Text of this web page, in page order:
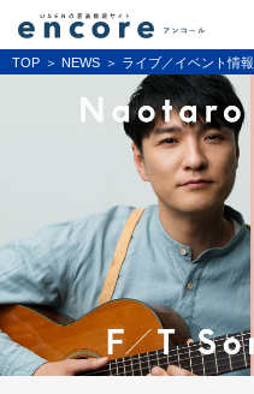
TOP NEWS ライブ／イベント情報